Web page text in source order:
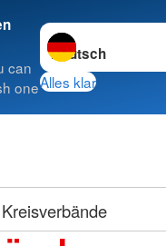
can
one
Sprache wechseln
Alles klar
Kreisverbände